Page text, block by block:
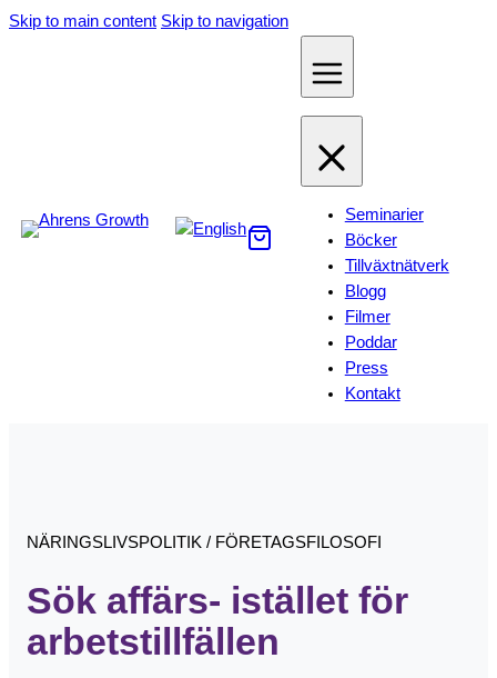
Hoppa
Skip to main content Skip to navigation
Seminarier
Böcker
Tillväxtnätverk
Blogg
Filmer
Poddar
Press
Kontakt
NÄRINGSLIVSPOLITIK / FÖRETAGSFILOSOFI
Sök affärs- istället för
arbetstillfällen